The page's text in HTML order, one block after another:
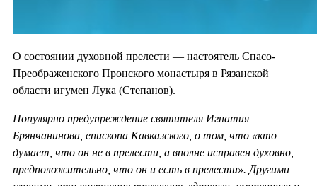
О состоянии духовной прелести — настоятель Спасо-
Преображенского Пронского монастыря в Рязанской
области игумен Лука (Степанов).
Популярно предупреждение святителя Игнатия
Брянчанинова, епископа Кавказского, о том, что «кто
думает, что он не в прелести, а вполне исправен духовно,
предположительно, что он и есть в прелести». Другими